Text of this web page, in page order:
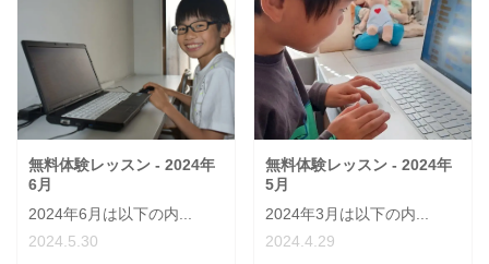
無料体験レッスン - 2024年
6月
2024年6月は以下の内...
2024.5.30
無料体験レッスン - 2024年
5月
2024年3月は以下の内...
2024.4.29